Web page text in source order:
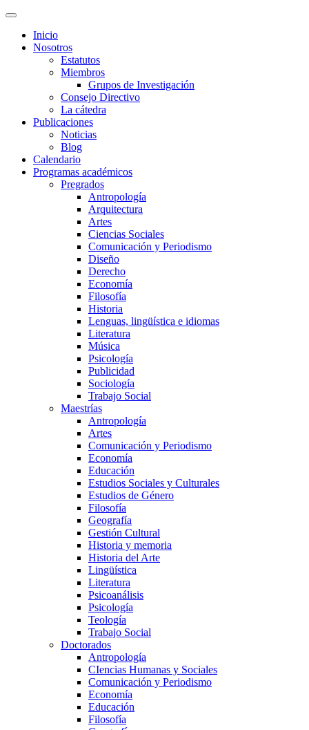
Inicio
Nosotros
Estatutos
Miembros
Grupos de Investigación
Consejo Directivo
La cátedra
Publicaciones
Noticias
Blog
Calendario
Programas académicos
Pregrados
Antropología
Arquitectura
Artes
Ciencias Sociales
Comunicación y Periodismo
Diseño
Derecho
Economía
Filosofía
Historia
Lenguas, lingüística e idiomas
Literatura
Música
Psicología
Publicidad
Sociología
Trabajo Social
Maestrías
Antropología
Artes
Comunicación y Periodismo
Economía
Educación
Estudios Sociales y Culturales
Estudios de Género
Filosofía
Geografía
Gestión Cultural
Historia y memoria
Historia del Arte
Lingüística
Literatura
Psicoanálisis
Psicología
Teología
Trabajo Social
Doctorados
Antropología
CIencias Humanas y Sociales
Comunicación y Periodismo
Economía
Educación
Filosofía